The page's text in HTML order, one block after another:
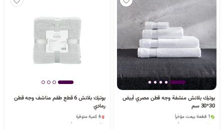
بوتيك بلانش منشفة وجه قطن مصري أبيض
30*30 سم
11 مشاهدة مؤخراً
بوتيك بلانش 6 قطع طقم مناشف وجه قطن
رمادي
4 مشاهدة مؤخراً